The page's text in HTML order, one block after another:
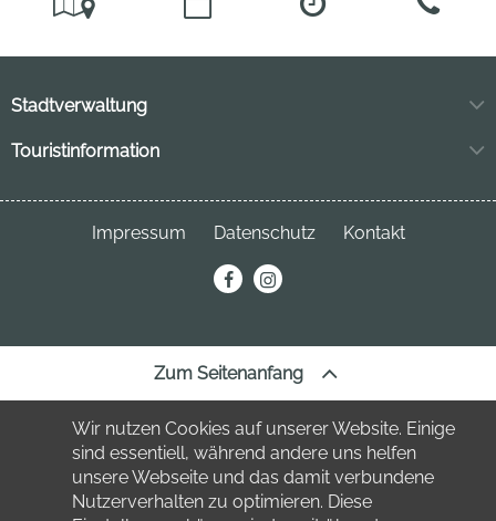
Stadtverwaltung
Markt 11
034243 7220
Touristinformation
Neuhofstraße 3
04849 Bad Düben
Impressum Datenschutz Kontakt
Zum Seitenanfang
Wir nutzen Cookies auf unserer Website. Einige
sind essentiell, während andere uns helfen
unsere Webseite und das damit verbundene
Nutzerverhalten zu optimieren. Diese